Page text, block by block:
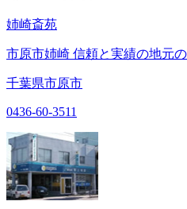
姉崎斎苑
市原市姉崎 信頼と実績の地元
千葉県市原市
0436-60-3511